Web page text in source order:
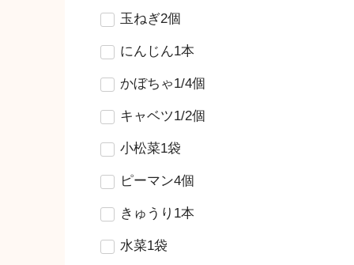
玉ねぎ2個
にんじん1本
かぼちゃ1/4個
キャベツ1/2個
小松菜1袋
ピーマン4個
きゅうり1本
水菜1袋